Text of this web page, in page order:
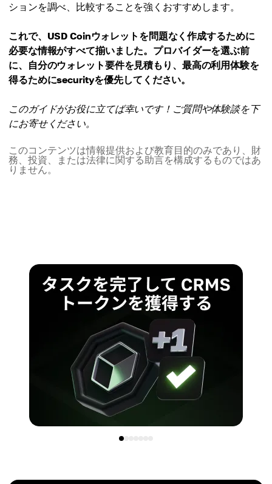
ションを調べ、比較することを強くおすすめします。
これで、USD Coinウォレットを問題なく作成するために
必要な情報がすべて揃いました。プロバイダーを選ぶ前
に、自分のウォレット要件を見積もり、最高の利用体験を
得るためにsecurityを優先してください。
このガイドがお役に立てば幸いです！ご質問や体験談を下
にお寄せください。
このコンテンツは情報提供および教育目的のみであり、財
務、投資、または法律に関する助言を構成するものではあ
りません。